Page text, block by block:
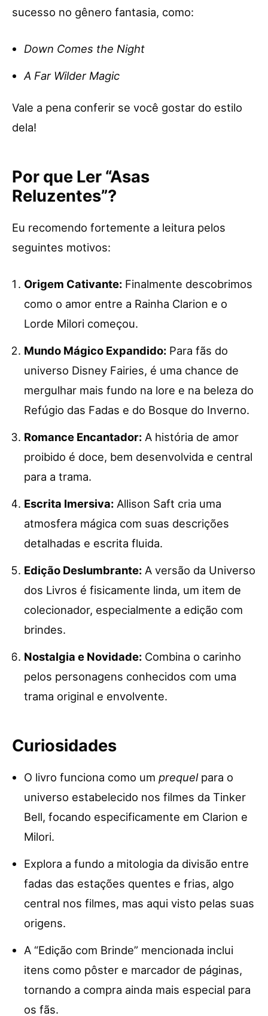
sucesso no gênero fantasia, como:
Down Comes the Night
A Far Wilder Magic
Vale a pena conferir se você gostar do estilo
dela!
Por que Ler “Asas
Reluzentes”?
Eu recomendo fortemente a leitura pelos
seguintes motivos:
Origem Cativante: Finalmente descobrimos
como o amor entre a Rainha Clarion e o
Lorde Milori começou.
Mundo Mágico Expandido: Para fãs do
universo Disney Fairies, é uma chance de
mergulhar mais fundo na lore e na beleza do
Refúgio das Fadas e do Bosque do Inverno.
Romance Encantador: A história de amor
proibido é doce, bem desenvolvida e central
para a trama.
Escrita Imersiva: Allison Saft cria uma
atmosfera mágica com suas descrições
detalhadas e escrita fluida.
Edição Deslumbrante: A versão da Universo
dos Livros é fisicamente linda, um item de
colecionador, especialmente a edição com
brindes.
Nostalgia e Novidade: Combina o carinho
pelos personagens conhecidos com uma
trama original e envolvente.
Curiosidades
O livro funciona como um prequelpara o
universo estabelecido nos filmes da Tinker
Bell, focando especificamente em Clarion e
Milori.
Explora a fundo a mitologia da divisão entre
fadas das estações quentes e frias, algo
central nos filmes, mas aqui visto pelas suas
origens.
A “Edição com Brinde” mencionada inclui
itens como pôster e marcador de páginas,
tornando a compra ainda mais especial para
os fãs.